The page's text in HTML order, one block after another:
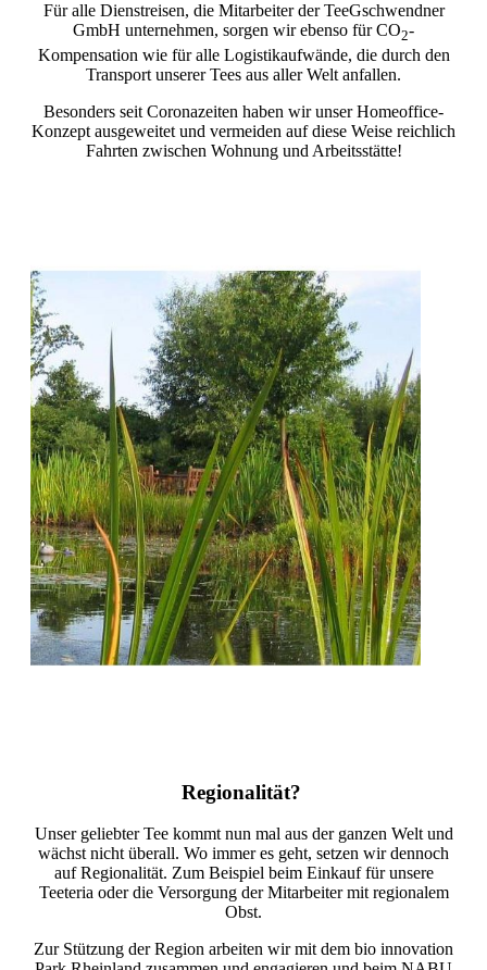
Für alle Dienstreisen, die Mitarbeiter der TeeGschwendner
GmbH unternehmen, sorgen wir ebenso für CO2-
Kompensation wie für alle Logistikaufwände, die durch den
Transport unserer Tees aus aller Welt anfallen.
Besonders seit Coronazeiten haben wir unser Homeoffice-
Konzept ausgeweitet und vermeiden auf diese Weise reichlich
Fahrten zwischen Wohnung und Arbeitsstätte!
Regionalität?
Unser geliebter Tee kommt nun mal aus der ganzen Welt und
wächst nicht überall. Wo immer es geht, setzen wir dennoch
auf Regionalität. Zum Beispiel beim Einkauf für unsere
Teeteria oder die Versorgung der Mitarbeiter mit regionalem
Obst.
Zur Stützung der Region arbeiten wir mit dem bio innovation